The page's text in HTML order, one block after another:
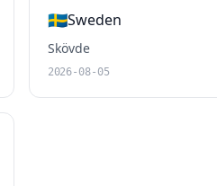
🇸🇪Sweden
Skövde
2026-08-05